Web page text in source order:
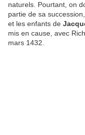
naturels. Pourtant, on
partie de sa
et les enfants de
mis en cause, avec
mars 1432.